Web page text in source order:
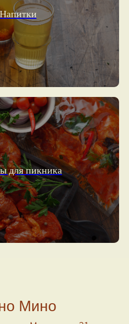
Напитки
для пикника
Мино